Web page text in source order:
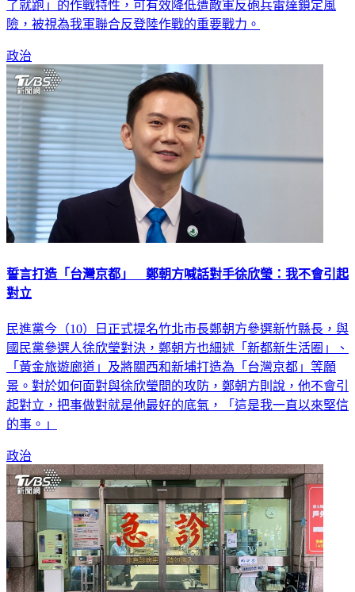
險，被視為我軍聯合反登陸作戰的重要戰力。
對立
國民黨參選人徐欣瑩對決，鄭朝方也細述「新都新生活圈」、
「黃金旅遊廊道」及將關西和新埔打造為「台灣京都」等願
景。對於如何面對與徐欣瑩間的攻防，鄭朝方則說，他不會引
起對立，把事做對就是他最好的底氣，「這是我一直以來堅信
的事。」